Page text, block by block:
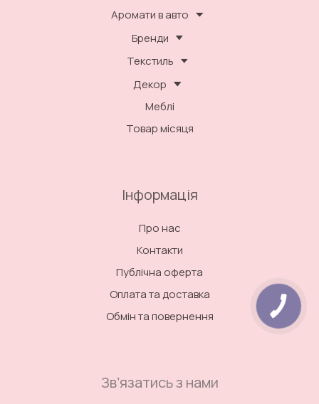
Аромати в авто
Бренди
Текстиль
Декор
Меблі
Товар місяця
Інформація
Про нас
Контакти
Публічна оферта
Оплата та доставка
Обмін та повернення
Звʼязатись з нами